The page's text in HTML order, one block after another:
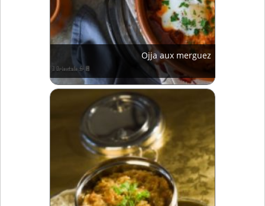
Ojja aux merguez